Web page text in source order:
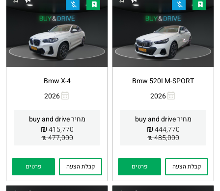
Bmw 520I M-SPORT
2026
מחיר buy and drive
444,770
₪
485,000 ₪
Whatsapp
קבלת הצעה פרטים
Bmw X-4
2026
מחיר buy and drive
415,770
₪
477,000 ₪
Whatsapp
קבלת הצעה פרטים